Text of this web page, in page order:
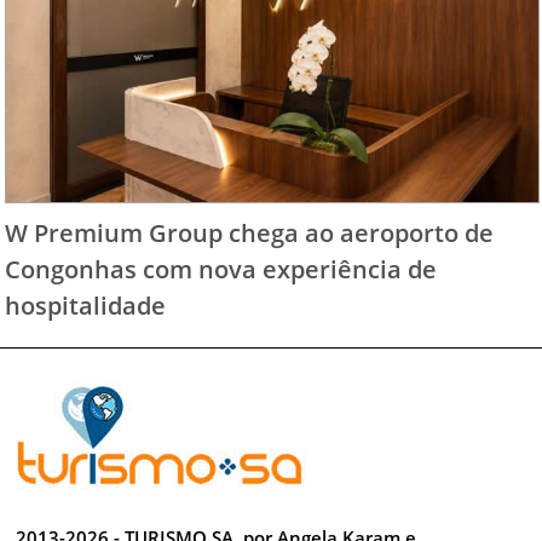
W Premium Group chega ao aeroporto de
Congonhas com nova experiência de
hospitalidade